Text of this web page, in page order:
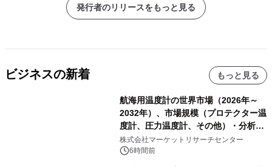
発行者のリリースをもっと見る
ビジネスの新着 もっと見る
航海用温度計の世界市場（2026年～
2032年）、市場規模（プロテクター温
度計、圧力温度計、その他）・分析レ
ポートを発表
株式会社マーケットリサーチセンター
6時間前